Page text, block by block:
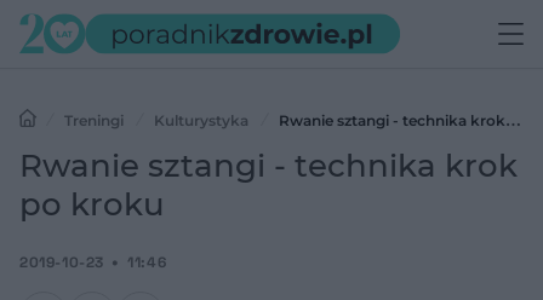
Treningi Kulturystyka
Rwanie sztangi - technika krok po
kroku
Rwanie sztangi - technika krok
po kroku
2019-10-23 11:46